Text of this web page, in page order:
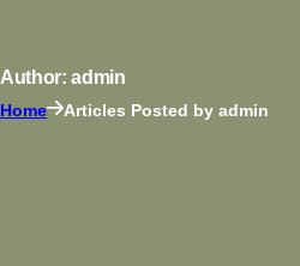
Author: admin
Home Articles Posted by admin